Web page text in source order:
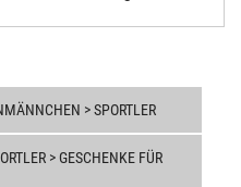
> SPORTLER
> GESCHENKE FÜR